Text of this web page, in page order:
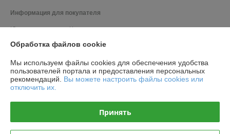
Информация для покупателя
Юридическое лицо:Частное производственно-торговое унитарное
г. Брест ул. Вычулки 113
Регистрационный номер ЕГР: 291348590
УНП: 291348590
Дата регистрации компании: 19.11.2014
Обработка файлов cookie
Мы используем файлы cookies для обеспечения удобства
пользователей портала и предоставления персональных
рекомендаций. Вы можете настроить файлы cookies или
отключить их.
Принять